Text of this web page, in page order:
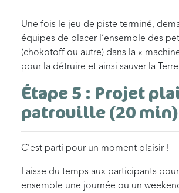
Une fois le jeu de piste terminé,
équipes de placer l’ensemble des
(chokotoff ou autre) dans la «
pour la détruire et ainsi sauver la
Étape 5 : Projet
patrouille (20 min)
C’est parti pour un moment plaisir !
Laisse du temps aux participants
ensemble une journée ou un